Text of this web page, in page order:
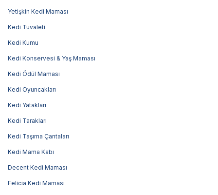
Yetişkin Kedi Maması
Kedi Tuvaleti
Kedi Kumu
Kedi Konservesi & Yaş Maması
Kedi Ödül Maması
Kedi Oyuncakları
Kedi Yatakları
Kedi Tarakları
Kedi Taşıma Çantaları
Kedi Mama Kabı
Decent Kedi Maması
Felicia Kedi Maması